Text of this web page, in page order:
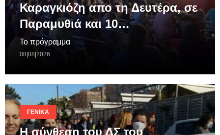
Καραγκιόζη απο τη Δευτέρα, σε
Παραμυθιά και 10…
Το πρόγραμμα
08|08|2026
ΓΕΝΙΚΆ
Η σύνθεση του ΔΣ του